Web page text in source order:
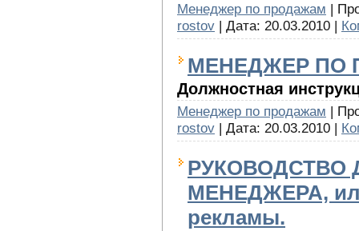
Менеджер по продажам |
rostov | Дата: 20.03.2010 |
МЕНЕДЖЕР ПО
Должностная
Менеджер по продажам |
rostov | Дата: 20.03.2010 |
МЕНЕДЖЕРА,
рекламы.